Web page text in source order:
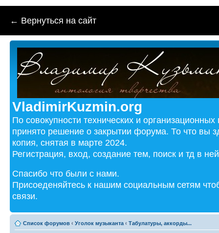
← Вернуться на сайт
VladimirKuzmin.org
По совокупности технических и
принято решение о закрытии форума. То что вы
копия, снятая в марте 2024.
Регистрация, вход, создание тем, поиск и тд в
Спасибо что были с нами.
Присоеденяйтесь к нашим социальным сетям
связи.
Список форумов ‹ Уголок музыканта ‹ Табулатуры, аккорды...